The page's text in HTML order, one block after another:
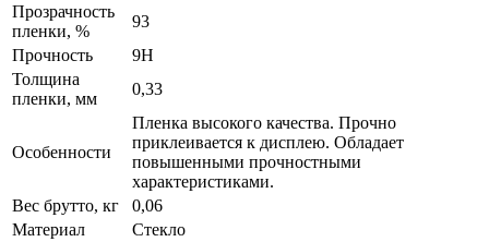
Прозрачность
пленки, %
93
Прочность
9H
Толщина
пленки, мм
0,33
Особенности
Пленка высокого качества. Прочно
приклеивается к дисплею. Обладает
повышенными прочностными
характеристиками.
Вес брутто, кг
0,06
Материал
Стекло